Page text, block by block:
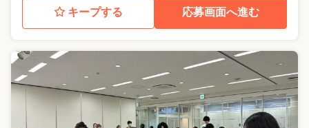
キープする 応募画面へ進む